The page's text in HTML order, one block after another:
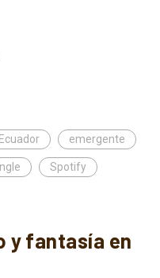
Ecuador emergente
Spotify
y fantasía en